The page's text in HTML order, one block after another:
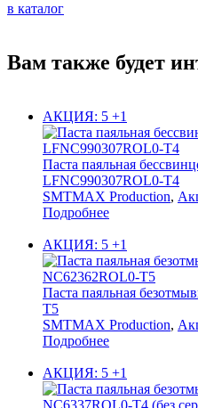
в каталог
Вам также будет
АКЦИЯ: 5 +1
Паста паяльная
LFNC990307ROL0-T4
SMTMAX Production,
Подробнее
АКЦИЯ: 5 +1
Паста паяльная
T5
SMTMAX Production,
Подробнее
АКЦИЯ: 5 +1